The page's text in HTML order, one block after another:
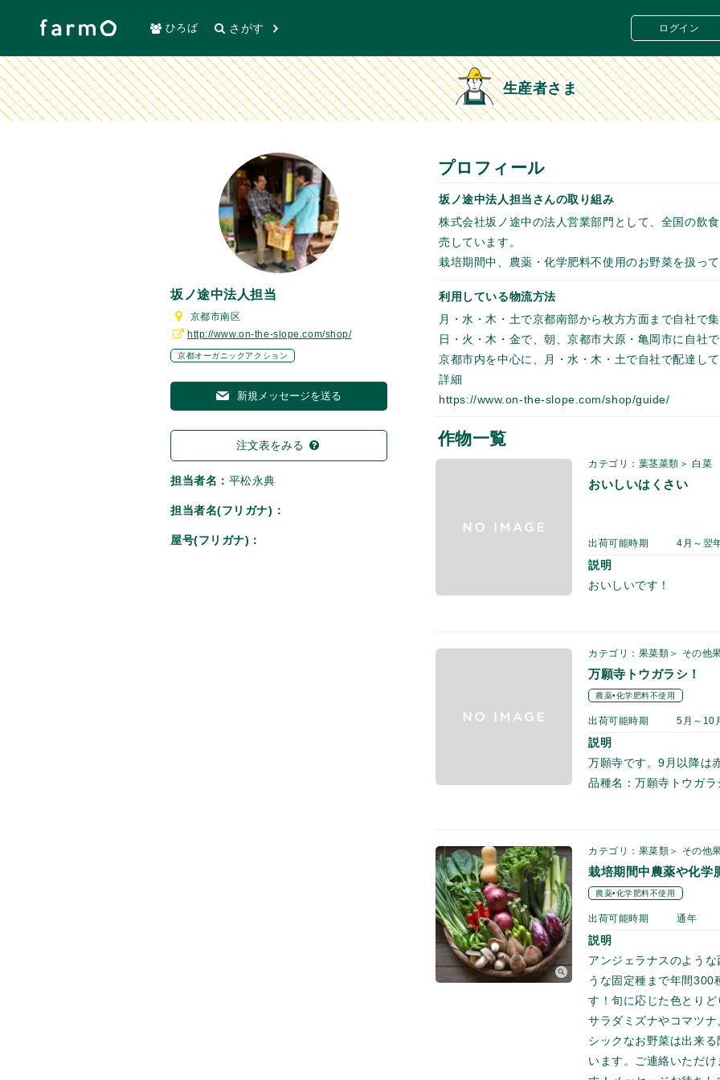
ひろば さがす ログイン
生産者さま
坂ノ途中法人担当
坂ノ途中法人担当
京都市南区
http://www.on-the-slope.com/shop/
京都オーガニックアクション
新規メッセージを送る
注文表をみる
担当者名： 平松永典
担当者名(フリガナ)：
屋号(フリガナ)：
プロフィール
坂ノ途中法人担当さんの取り組み
株式会社坂ノ途中の法人営業部門として、全国の飲
売しています。
栽培期間中、農薬・化学肥料不使用のお野菜を扱って
利用している物流方法
月・水・木・土で京都南部から枚方方面まで自社で集
日・火・木・金で、朝、京都市大原・亀岡市に自社で
京都市内を中心に、月・水・木・土で自社で配達して
詳細
https://www.on-the-slope.com/shop/guide/
作物一覧
カテゴリ：葉茎菜類＞ 白菜
おいしいはくさい
出荷可能時期 4月～翌
説明
おいしいです！
カテゴリ：果菜類＞ その他
万願寺トウガラシ！
農薬•化学肥料不使用
出荷可能時期 5月～10
説明
万願寺です。9月以降は
品種名：万願寺トウガラ
カテゴリ：果菜類＞ その他
栽培期間中農薬や化学
農薬•化学肥料不使用
出荷可能時期 通年
説明
アンジェラナスのよう
うな固定種まで年間300
す！旬に応じた色とりど
サラダミズナやコマツ
シックなお野菜は出来
います。ご連絡いただ